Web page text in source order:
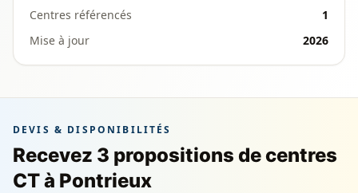
Centres référencés
1
Mise à jour
2026
DEVIS & DISPONIBILITÉS
Recevez 3 propositions de centres
CT à Pontrieux